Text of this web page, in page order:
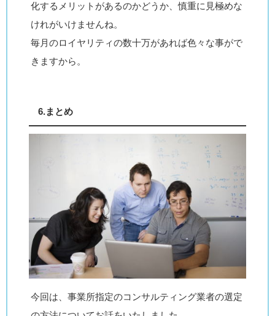
化するメリットがあるのかどうか、慎重に見極めな
けれがいけませんね。
毎月のロイヤリティの数十万があれば色々な事がで
きますから。
6.まとめ
今回は、事業所指定のコンサルティング業者の選定